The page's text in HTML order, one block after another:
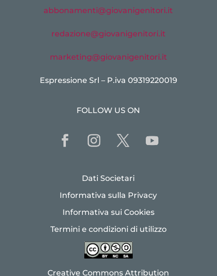
abbonamenti@giovanigenitori.it
redazione@giovanigenitori.it
marketing@giovanigenitori.it
Espressione Srl – P.iva 09319220019
FOLLOW US ON
Dati Societari
Informativa sulla Privacy
Informativa sui Cookies
Termini e condizioni di utilizzo
Creative Commons Attribution